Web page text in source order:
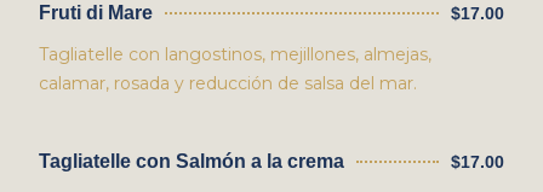
Fruti di Mare $17.00
Tagliatelle con langostinos, mejillones, almejas,
calamar, rosada y reducción de salsa del mar.
Tagliatelle con Salmón a la crema $17.00